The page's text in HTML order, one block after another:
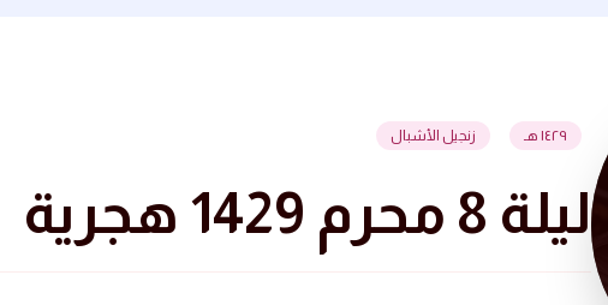
١٤٢٩ هـ زنجيل الأشبال
ليلة 8 محرم 1429 هجرية